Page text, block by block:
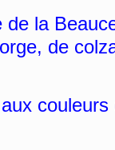
la
de